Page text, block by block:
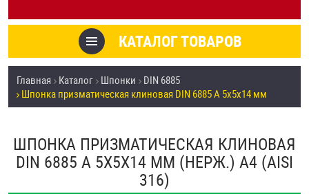
ОТЗЫВЫ
УСЛУГИ
СКИДКИ
ОПТ
ПОКУПАТЕЛЯМ
КАТАЛОГ ТОВАРОВ
Товары со скидкой
Анкеры
Антивандальный крепёж, инструмент
Главная Каталог Шпонки
DIN 6885
Шпонка призматическая клиновая DIN 6885 А 5х5х14 мм
ШПОНКА ПРИЗМАТИЧЕСКАЯ КЛИНОВАЯ
DIN 6885 А 5Х5Х14 ММ (НЕРЖ.) A4 (AISI
316)